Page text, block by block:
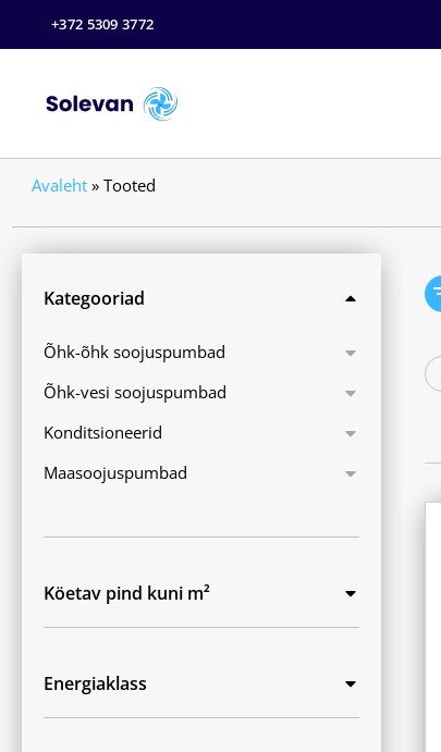
+372 5309 3772
Avaleht » Tooted
Kategooriad
Õhk-õhk soojuspumbad
Õhk-vesi soojuspumbad
Konditsioneerid
Maasoojuspumbad
Köetav pind kuni m²
Energiaklass